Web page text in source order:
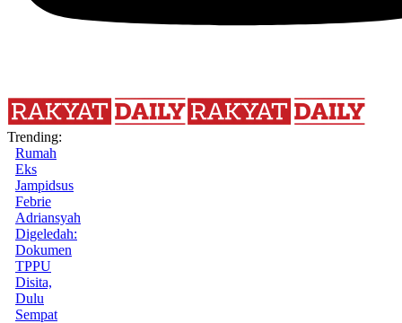
Trending:
Rumah
Eks
Jampidsus
Febrie
Adriansyah
Digeledah:
Dokumen
TPPU
Disita,
Dulu
Sempat